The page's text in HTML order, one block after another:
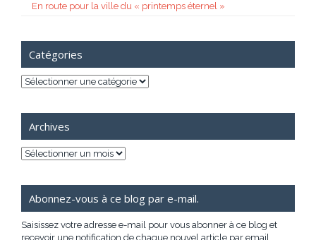
En route pour la ville du « printemps éternel »
Catégories
Catégories
Archives
Archives
Abonnez-vous à ce blog par e-mail.
Saisissez votre adresse e-mail pour vous abonner à ce blog et
recevoir une notification de chaque nouvel article par email.